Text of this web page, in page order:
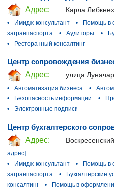
Адрес:
Карла
•
Имидж-консультант •
Помощь в
загранпаспорта
• Аудиторы •
•
Ресторанный консалтинг
Центр сопровождения
Адрес:
улица
•
Автоматизация бизнеса •
•
Безопасность информации •
•
Электронные подписи
Центр бухгалтерского
Адрес:
адрес]
•
Имидж-консультант •
Помощь в
загранпаспорта
• Бухгалтерские
консалтинг
• Помощь в